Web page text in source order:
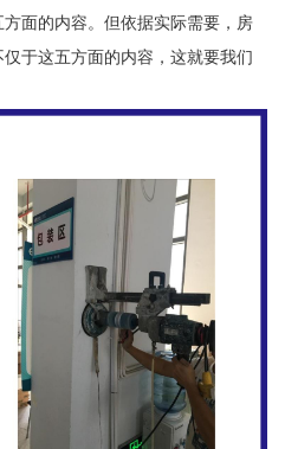
面的内容。但依据实际需要，房
于这五方面的内容，这就要我们